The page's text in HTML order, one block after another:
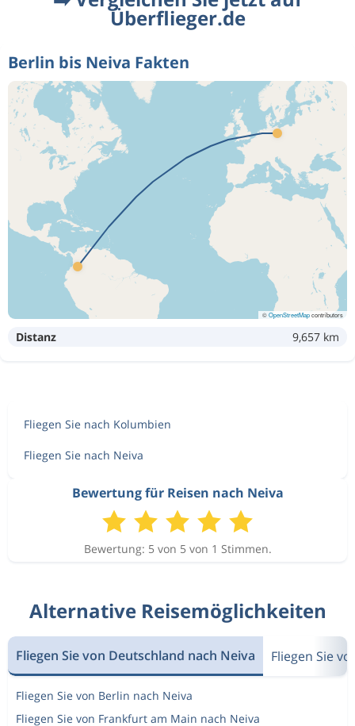
Überflieger.de
Berlin bis Neiva Fakten
©OpenStreetMapcontributors
Distanz 9,657 km
Fliegen Sie nach Kolumbien
Fliegen Sie nach Neiva
Bewertung für Reisen nach Neiva
Bewertung: 5 von 5 von 1 Stimmen.
Alternative Reisemöglichkeiten
Fliegen Sie von Deutschland nach Neiva Fliegen Sie
Fliegen Sie von Berlin nach Neiva
Fliegen Sie von Frankfurt am Main nach Neiva